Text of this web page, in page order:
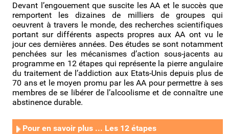
Devant l’engouement que suscite les AA et le succès que
remportent les dizaines de milliers de groupes qui
oeuvrent à travers le monde, des recherches scientifiques
portant sur différents aspects propres aux AA ont vu le
jour ces dernières années. Des études se sont notamment
penchées sur les mécanismes d’action sous-jacents au
programme en 12 étapes qui représente la pierre angulaire
du traitement de l’addiction aux Etats-Unis depuis plus de
70 ans et le moyen promu par les AA pour permettre à ses
membres de se libérer de l’alcoolisme et de connaître une
abstinence durable.
Pour en savoir plus ... Les 12 étapes